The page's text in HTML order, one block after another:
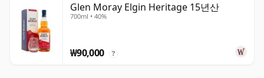
Glen Moray Elgin Heritage 15년산
700ml • 40%
₩90,000 ?